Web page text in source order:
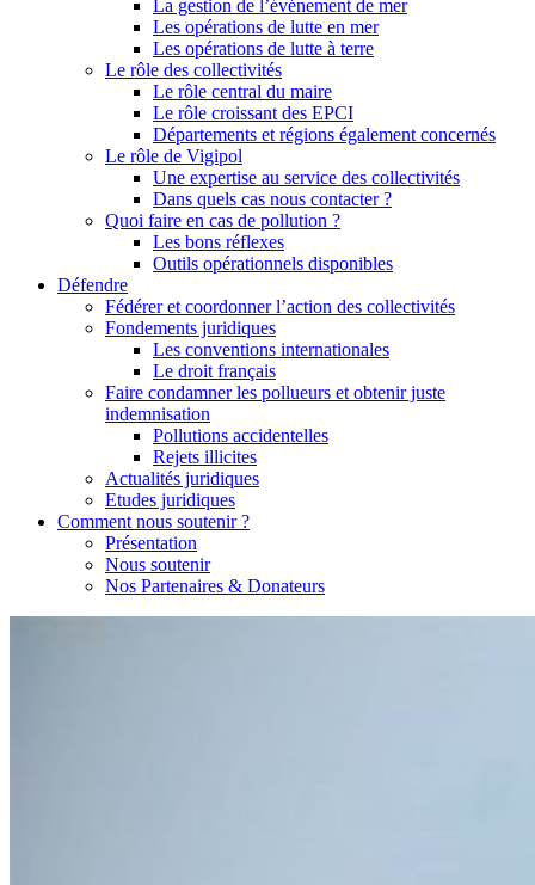
La gestion de l’événement de mer
Les opérations de lutte en mer
Les opérations de lutte à terre
Le rôle des collectivités
Le rôle central du maire
Le rôle croissant des EPCI
Départements et régions également concernés
Le rôle de Vigipol
Une expertise au service des collectivités
Dans quels cas nous contacter ?
Quoi faire en cas de pollution ?
Les bons réflexes
Outils opérationnels disponibles
Défendre
Fédérer et coordonner l’action des collectivités
Fondements juridiques
Les conventions internationales
Le droit français
Faire condamner les pollueurs et obtenir juste
indemnisation
Pollutions accidentelles
Rejets illicites
Actualités juridiques
Etudes juridiques
Comment nous soutenir ?
Présentation
Nous soutenir
Nos Partenaires & Donateurs